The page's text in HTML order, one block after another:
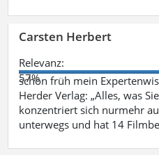
Carsten Herbert
Relevanz:
57%
schon früh mein
Herder Verlag: „Alles, was
konzentriert sich nurmehr
unterwegs und hat 14